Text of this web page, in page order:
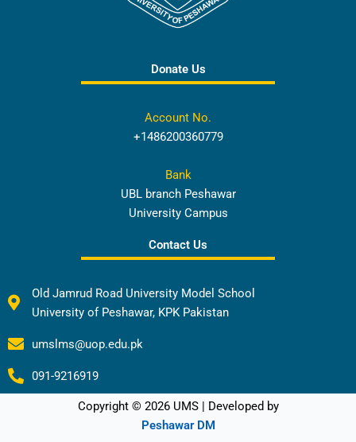
Donate Us
Account No.
+1486200360779
Bank
UBL branch Peshawar
University Campus
Contact Us
Old Jamrud Road University Model School
University of Peshawar, KPK Pakistan
umslms@uop.edu.pk
091-9216919
Copyright © 2026 UMS | Developed by
Peshawar DM